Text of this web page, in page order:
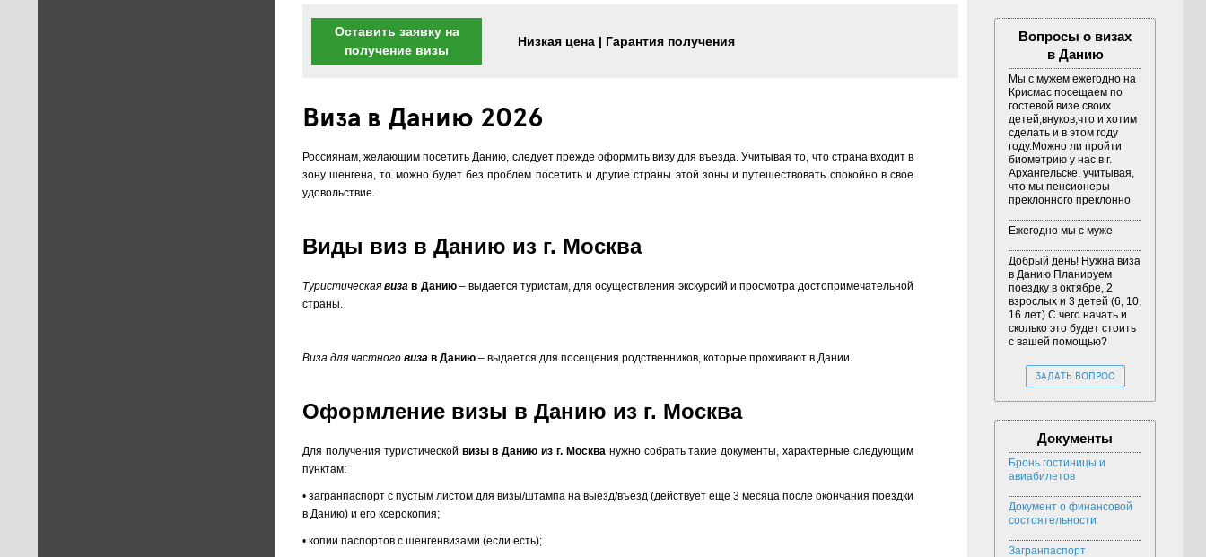
Оставить заявку на
получение визы
Низкая цена | Гарантия получения
Виза в Данию 2026
Россиянам, желающим посетить Данию, следует прежде оформить визу для въезда. Учитывая то, что страна входит в
зону шенгена, то можно будет без проблем посетить и другие страны этой зоны и путешествовать спокойно в свое
удовольствие.
Виды виз в Данию из г. Москва
Туристическаявиза в Данию– выдается туристам, для осуществления экскурсий и просмотра достопримечательной
страны.
Виза для частного виза в Данию – выдается для посещения родственников, которые проживают в Дании.
Оформление визы в Данию из г. Москва
Для получения туристической визы в Данию из г. Москванужно собрать такие документы, характерные следующим
пунктам:
• загранпаспорт с пустым листом для визы/штампа на выезд/въезд (действует еще 3 месяца после окончания поездки
в Данию) и его ксерокопия;
• копии паспортов с шенгенвизами (если есть);
Вопросы о визах
в Данию
Мы с мужем ежегодно на
Крисмас посещаем по
гостевой визе своих
детей,внуков,что и хотим
сделать и в этом году
году.Можно ли пройти
биометрию у нас в г.
Архангельске, учитывая,
что мы пенсионеры
преклонного преклонно
Ежегодно мы с муже
Добрый день! Нужна виза
в Данию Планируем
поездку в октябре, 2
взрослых и 3 детей (6, 10,
16 лет) С чего начать и
сколько это будет стоить
с вашей помощью?
ЗАДАТЬ ВОПРОС
Документы
Бронь гостиницы и
авиабилетов
Документ о финансовой
состоятельности
Загранпаспорт